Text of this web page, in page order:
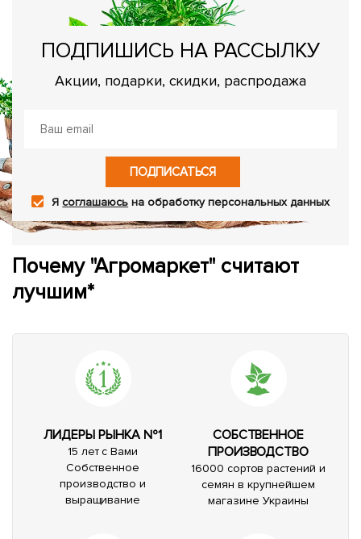
ПОДПИШИСЬ НА РАССЫЛКУ
Акции, подарки, скидки, распродажа
ПОДПИСАТЬСЯ
Ясоглашаюсь на обработку персональных данных
Почему "Агромаркет" считают
лучшим*
ЛИДЕРЫ РЫНКА №1
15 лет с Вами
Собственное
производство и
выращивание
СОБСТВЕННОЕ
ПРОИЗВОДСТВО
16000 сортов растений и
семян в крупнейшем
магазине Украины